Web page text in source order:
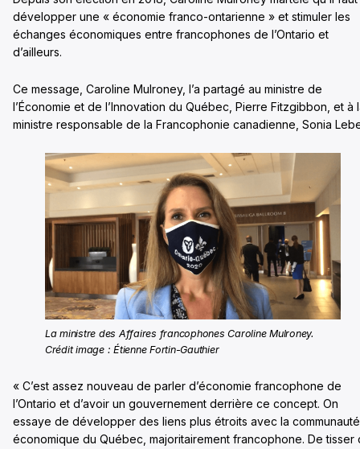
développer une « économie franco-ontarienne » et stimuler les
échanges économiques entre francophones de l’Ontario et
d’ailleurs.
Ce message, Caroline Mulroney, l’a partagé au ministre de
l’Économie et de l’Innovation du Québec, Pierre Fitzgibbon, et à
ministre responsable de la Francophonie canadienne, Sonia
La ministre des Affaires francophones Caroline Mulroney.
Crédit image : Étienne Fortin-Gauthier
« C’est assez nouveau de parler d’économie francophone de
l’Ontario et d’avoir un gouvernement derrière ce concept. On
essaye de développer des liens plus étroits avec la communauté
économique du Québec, majoritairement francophone. De tisser